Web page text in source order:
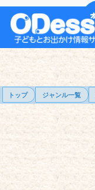
トップ ジャンル一覧